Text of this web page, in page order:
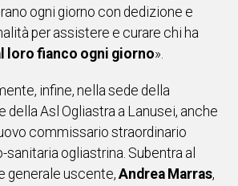
ogni giorno con dedizione e
per assistere e curare chi ha
loro fianco ogni giorno».
infine, nella sede della
della Asl Ogliastra a Lanusei, anche
commissario straordinario
sanitaria ogliastrina. Subentra al
generale uscente, Andrea Marras,